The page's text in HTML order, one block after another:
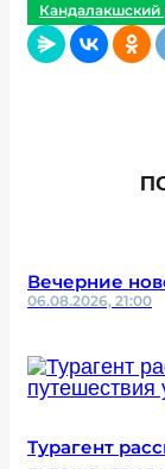
Кандалакшский
Вечерние
06.08.2026, 21:00
Турагент